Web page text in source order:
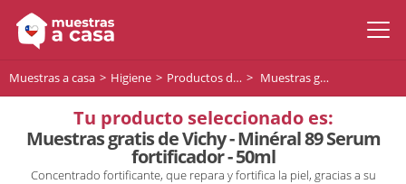
Muestras a casa Higiene Productos de higiene Muestras gratis de Vichy - Minéral 89 Serum fortificador - 50ml
Tu producto seleccionado es:
Muestras gratis de Vichy - Minéral 89 Serum
fortificador - 50ml
Concentrado fortificante, que repara y fortifica la piel, gracias a su